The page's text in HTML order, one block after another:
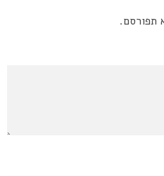
תפורסם.